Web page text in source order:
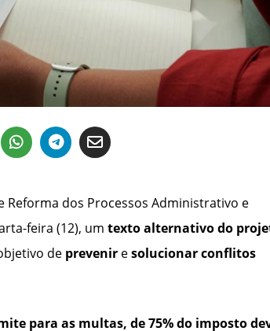
Reforma dos Processos Administrativo e
feira (12), um texto alternativo do
de preveniresolucionarconflitos
para as multas, de 75% do imposto